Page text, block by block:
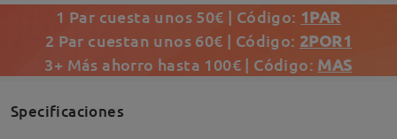
1 Par cuesta unos 50€ | Código: 1PAR
2 Par cuestan unos 60€ | Código: 2POR1
3+ Más ahorro hasta 100€ | Código: MAS
Specificaciones